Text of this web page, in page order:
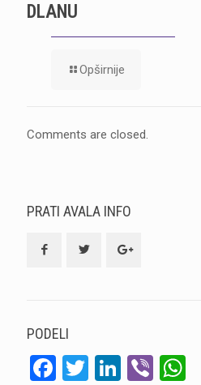
DLANU
Opširnije
Comments are closed.
PRATI AVALA INFO
PODELI
Facebook
Twitter
LinkedIn
Viber